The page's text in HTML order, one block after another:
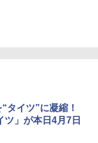
タイツ”に凝縮！
ツ」が本日4月7日